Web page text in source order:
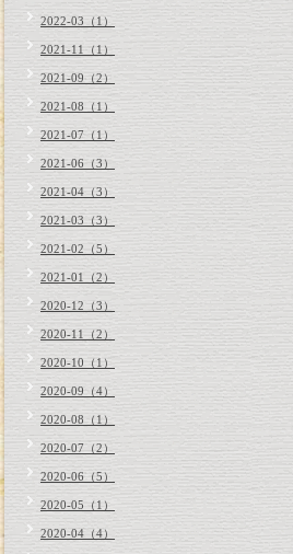
2022-03（1）
2021-11（1）
2021-09（2）
2021-08（1）
2021-07（1）
2021-06（3）
2021-04（3）
2021-03（3）
2021-02（5）
2021-01（2）
2020-12（3）
2020-11（2）
2020-10（1）
2020-09（4）
2020-08（1）
2020-07（2）
2020-06（5）
2020-05（1）
2020-04（4）